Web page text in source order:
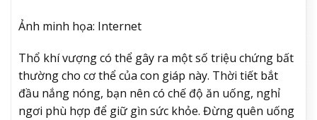
Ảnh minh họa: Internet
Thổ khí vượng có thể gây ra một số triệu chứng bất
thường cho cơ thể của con giáp này. Thời tiết bắt
đầu nắng nóng, bạn nên có chế độ ăn uống, nghỉ
ngơi phù hợp để giữ gìn sức khỏe. Đừng quên uống